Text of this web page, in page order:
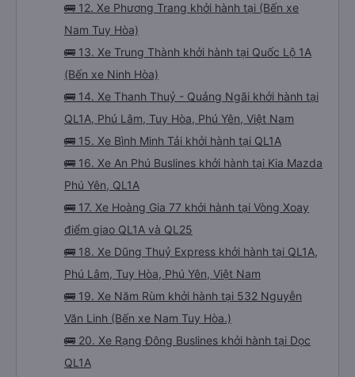
🚌 12. Xe Phương Trang khởi hành tại (Bến xe
Nam Tuy Hòa)
🚌 13. Xe Trung Thành khởi hành tại Quốc Lộ 1A
(Bến xe Ninh Hòa)
🚌 14. Xe Thanh Thuỷ - Quảng Ngãi khởi hành tại
QL1A, Phú Lâm, Tuy Hòa, Phú Yên, Việt Nam
🚌 15. Xe Bình Minh Tải khởi hành tại QL1A
🚌 16. Xe An Phú Buslines khởi hành tại Kia Mazda
Phú Yên, QL1A
🚌 17. Xe Hoàng Gia 77 khởi hành tại Vòng Xoay
điểm giao QL1A và QL25
🚌 18. Xe Dũng Thuỷ Express khởi hành tại QL1A,
Phú Lâm, Tuy Hòa, Phú Yên, Việt Nam
🚌 19. Xe Năm Rùm khởi hành tại 532 Nguyễn
Văn Linh (Bến xe Nam Tuy Hòa.)
🚌 20. Xe Rạng Đông Buslines khởi hành tại Dọc
QL1A